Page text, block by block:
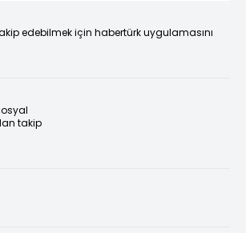
edebilmek için habertürk uygulamasını
takip